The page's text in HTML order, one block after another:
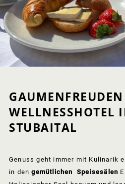
WELLNESSHOTEL
STUBAITAL
Genuss geht immer mit Kulinarik
in dengemütlichen Speisesälen